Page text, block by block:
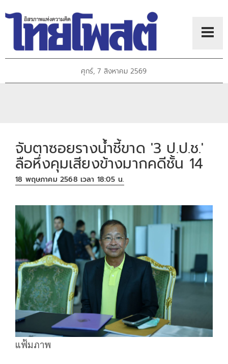
ศุกร์, 7 สิงหาคม 2569
จับตาซอยรางน้ำชี้ขาด '3 ป.ป.ช.'
ลือหึ่งคุมเสียงข้างมากคดีชั้น 14
18 พฤษภาคม 2568 เวลา 18:05 น.
แฟ้มภาพ